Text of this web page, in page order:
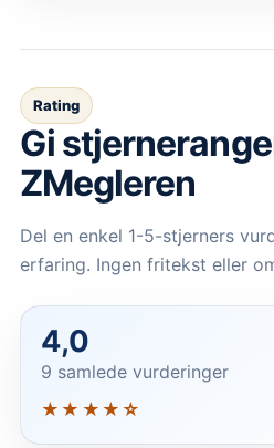
Rating
Gi
ZMegleren
Del en enkel 1-5-stjerners
erfaring. Ingen fritekst eller
4,0
9 samlede vurderinger
★★★★☆